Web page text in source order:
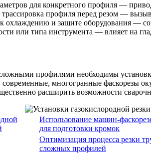
для конкретного профиля —
профиля перед резом —
охлаждению и защите оборудования —
или типа инструмента — влияет на
профилями необходимы
многогранные фаскорезы
расширить возможности
Использование машин-
для подготовки кромок
Оптимизация процесса резки
сложных профилей